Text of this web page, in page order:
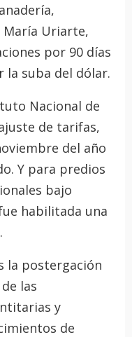
María Uriarte,
por 90 días
la suba del dólar.
Nacional de
de tarifas,
del año
Y para predios
bajo
habilitada una
la postergación
las
y
de